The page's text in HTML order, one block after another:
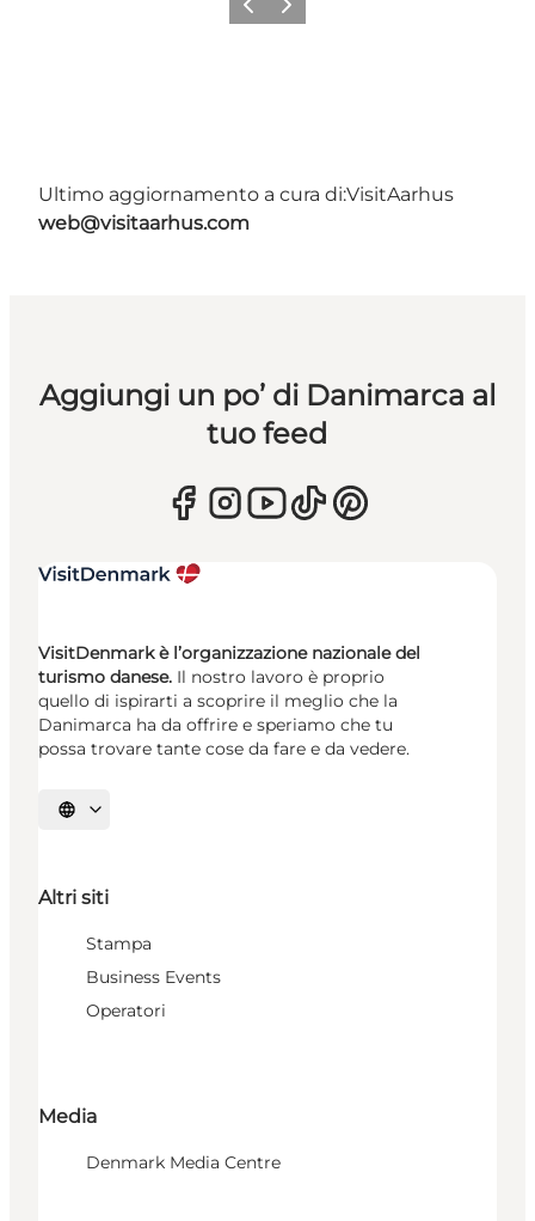
Precedente
Avanti
Ultimo aggiornamento a cura di:VisitAarhus
web@visitaarhus.com
Aggiungi un po’ di Danimarca al
tuo feed
VisitDenmark è l’organizzazione nazionale del
turismo danese. Il nostro lavoro è proprio
quello di ispirarti a scoprire il meglio che la
Danimarca ha da offrire e speriamo che tu
possa trovare tante cose da fare e da vedere.
Seleziona la lingua
Altri siti
Stampa
Business Events
Operatori
Media
Denmark Media Centre